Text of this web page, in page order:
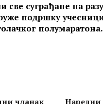
све суграђане на
подршку
полумаратона.
чланак Наредни